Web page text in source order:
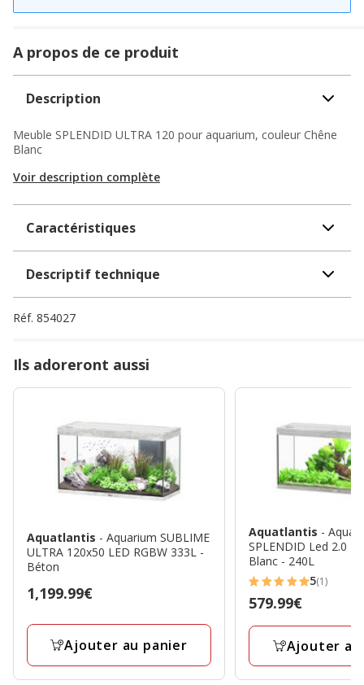
A propos de ce produit
Description
Meuble SPLENDID ULTRA 120 pour aquarium, couleur Chêne
Blanc
Voir description complète
Caractéristiques
Descriptif technique
Réf. 854027
Ils adoreront aussi
Aquatlantis - Aquarium SUBLIME
ULTRA 120x50 LED RGBW 333L -
Béton
Prix
1,199.99€
Ajouter au panier
Aquatlantis -
SPLENDID Led 2.0
Blanc - 240L
5
étoiles
avec
avis
5(1)
Prix
579.99€
579.99€
Ajouter